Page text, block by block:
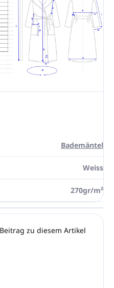
Bademäntel
Weiss
270gr/m²
zu diesem Artikel